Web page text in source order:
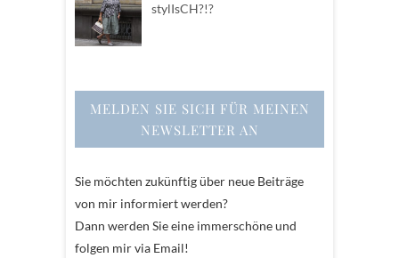
stylIsCH?!?
MELDEN SIE SICH FÜR MEINEN
NEWSLETTER AN
Sie möchten zukünftig über neue Beiträge
von mir informiert werden?
Dann werden Sie eine immerschöne und
folgen mir via Email!